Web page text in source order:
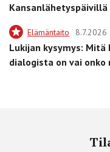
Kansanlähetyspäivillä
Elämäntaito 8.7.2026
Lukijan kysymys:
dialogista on vai onko